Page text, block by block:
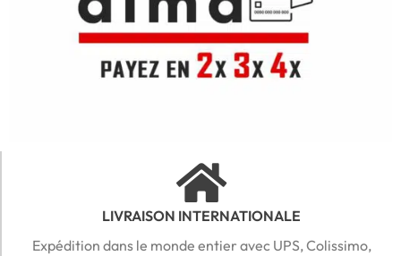
LIVRAISON INTERNATIONALE
Expédition dans le monde entier avec UPS, Colissimo,